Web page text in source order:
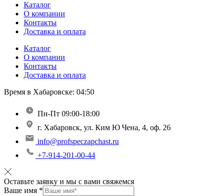
Каталог
О компании
Контакты
Доставка и оплата
Каталог
О компании
Контакты
Доставка и оплата
Время в Хабаровске: 04:50
Пн-Пт 09:00-18:00
г. Хабаровск, ул. Ким Ю Чена, 4, оф. 26
info@profspeczapchast.ru
+7-914-201-00-44
Оставьте заявку и мы с вами свяжемся
Ваше имя *